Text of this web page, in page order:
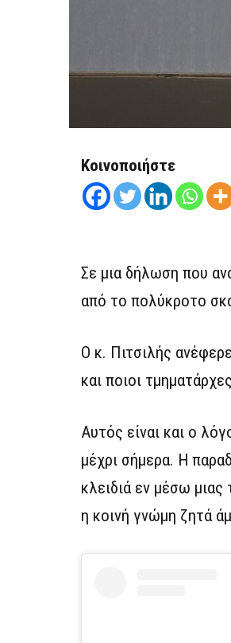
Κοινοποιήστε
Σε μια δήλωση που
από το πολύκροτο
Ο κ. Πιτσιλής
και ποιοι
Αυτός είναι και ο
μέχρι σήμερα. Η
κλειδιά εν μέσω μιας
η κοινή γνώμη ζητά